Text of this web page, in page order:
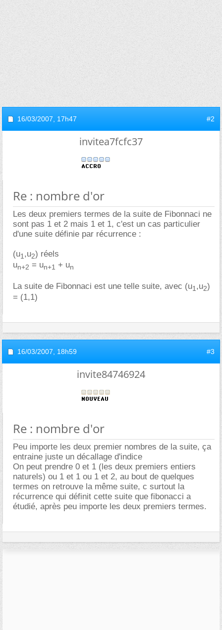
16/03/2007, 17h47 #2
invitea7fcfc37
Re : nombre d'or
Les deux premiers termes de la suite de Fibonnaci ne
sont pas 1 et 2 mais 1 et 1, c'est un cas particulier
d'une suite définie par récurrence :
(u1,u2) réels
un+2 = un+1 + un
La suite de Fibonnaci est une telle suite, avec (u1 ,u2)
= (1,1)
16/03/2007, 18h59 #3
invite84746924
Re : nombre d'or
Peu importe les deux premier nombres de la suite, ça
entraine juste un décallage d'indice
On peut prendre 0 et 1 (les deux premiers entiers
naturels) ou 1 et 1 ou 1 et 2, au bout de quelques
termes on retrouve la même suite, c surtout la
récurrence qui définit cette suite que fibonacci a
étudié, après peu importe les deux premiers termes.